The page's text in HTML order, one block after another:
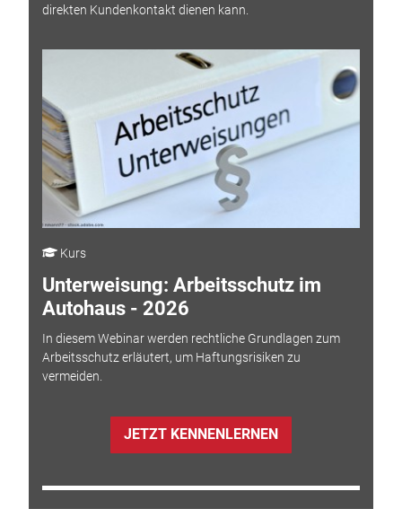
direkten Kundenkontakt dienen kann.
Kurs
Unterweisung: Arbeitsschutz im
Autohaus - 2026
In diesem Webinar werden rechtliche Grundlagen zum
Arbeitsschutz erläutert, um Haftungsrisiken zu
vermeiden.
JETZT KENNENLERNEN